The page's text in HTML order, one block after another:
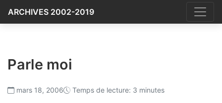
ARCHIVES 2002-2019
Parle moi
mars 18, 2006 Temps de lecture: 3 minutes